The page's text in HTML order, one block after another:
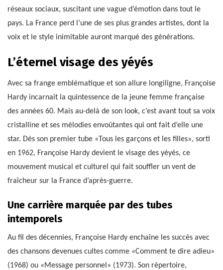
réseaux sociaux, suscitant une vague d’émotion dans tout le
pays. La France perd l’une de ses plus grandes artistes, dont la
voix et le style inimitable auront marqué des générations.
L’éternel visage des yéyés
Avec sa frange emblématique et son allure longiligne, Françoise
Hardy incarnait la quintessence de la jeune femme française
des années 60. Mais au-delà de son look, c’est avant tout sa voix
cristalline et ses mélodies envoûtantes qui ont fait d’elle une
star. Dès son premier tube «Tous les garçons et les filles», sorti
en 1962, Françoise Hardy devient le visage des yéyés, ce
mouvement musical et culturel qui fait souffler un vent de
fraîcheur sur la France d’après-guerre.
Une carrière marquée par des tubes
intemporels
Au fil des décennies, Françoise Hardy enchaîne les succès avec
des chansons devenues cultes comme «Comment te dire adieu»
(1968) ou «Message personnel» (1973). Son répertoire,